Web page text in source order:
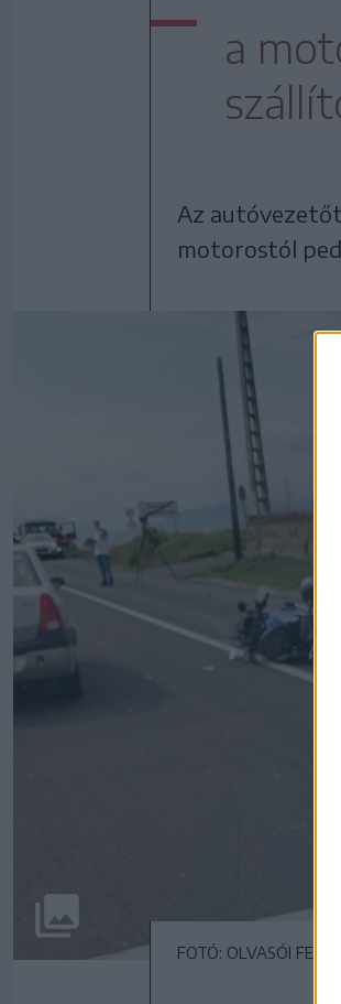
a
Az
motorostól
FOTÓ: OLVASÓI